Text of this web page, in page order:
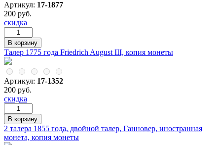
Артикул: 17-1877
200 руб.
скидка
Талер 1775 года Friedrich August III, копия монеты
Артикул: 17-1352
200 руб.
скидка
2 талера 1855 года, двойной талер, Ганновер, иностранная
монета, копия монеты